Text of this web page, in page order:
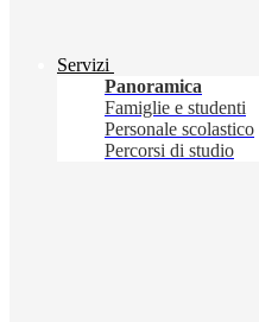
Servizi
Panoramica
Famiglie e studenti
Personale scolastico
Percorsi di studio